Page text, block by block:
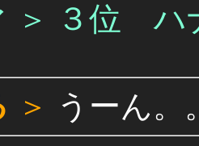
＞ ３位 ハ
＞
うーん。